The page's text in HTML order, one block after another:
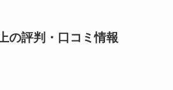
の評判・口コミ情報